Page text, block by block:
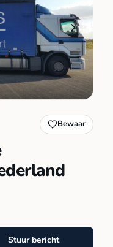
Bewaar
Stuur bericht